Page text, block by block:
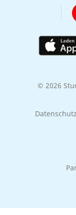
© 2026
Datenschutz